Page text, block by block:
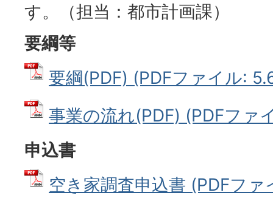
す。（担当：都市計画課）
要綱等
要綱(PDF) (PDFファイル:
事業の流れ(PDF) (PDFファ
申込書
空き家調査申込書 (PDFフ